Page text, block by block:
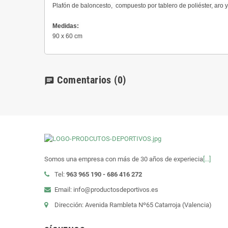
Plafón de baloncesto, compuesto por tablero de poliéster, aro
Medidas:
90 x 60 cm
chat Comentarios (0)
Somos una empresa con más de 30 años de experiecia [...]
Tel: 963 965 190 - 686 416 272
Email: info@productosdeportivos.es
Dirección: Avenida Rambleta Nº65 Catarroja (Valencia)